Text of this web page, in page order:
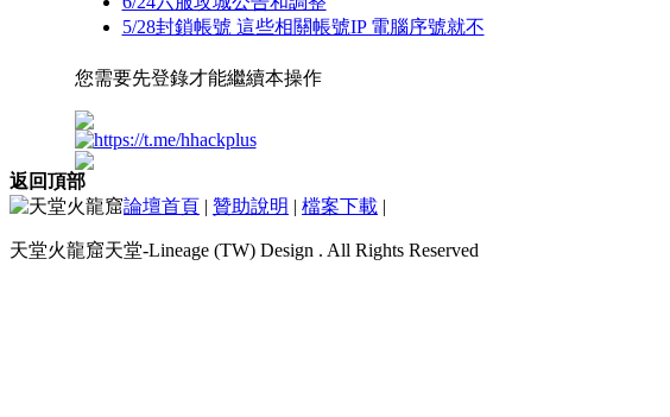
5/28封鎖帳號 這些相關帳號IP 電腦序號就不
您需要先登錄才能繼續本操作
返回頂部
論壇首頁 | 贊助說明 | 檔案下載 |
天堂火龍窟天堂-Lineage (TW) Design . All Rights Reserved